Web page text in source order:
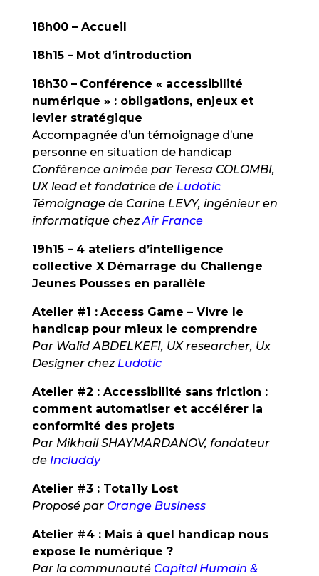
18h00 – Accueil
18h15 – Mot d’introduction
18h30 – Conférence « accessibilité
numérique » : obligations, enjeux et
levier stratégique
Accompagnée d’un témoignage d’une
personne en situation de handicap
Conférence animée par Teresa COLOMBI,
UX lead et fondatrice de Ludotic
Témoignage de Carine LEVY, ingénieur en
informatique chezAir France
19h15 – 4 ateliers d’intelligence
collective X Démarrage du Challenge
Jeunes Pousses en parallèle
Atelier #1 : Access Game – Vivre le
handicap pour mieux le comprendre
Par Walid ABDELKEFI, UX researcher, Ux
Designer chez Ludotic
Atelier #2 : Accessibilité sans friction :
comment automatiser et accélérer la
conformité des projets
Par Mikhail SHAYMARDANOV, fondateur
de Includdy
Atelier #3 : Tota11y Lost
Proposé par Orange Business
Atelier #4 : Mais à quel handicap nous
expose le numérique ?
Par la communauté Capital Humain &